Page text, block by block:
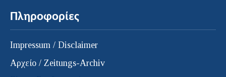
Πληροφορίες
Impressum / Disclaimer
Αρχείο / Zeitungs-Archiv